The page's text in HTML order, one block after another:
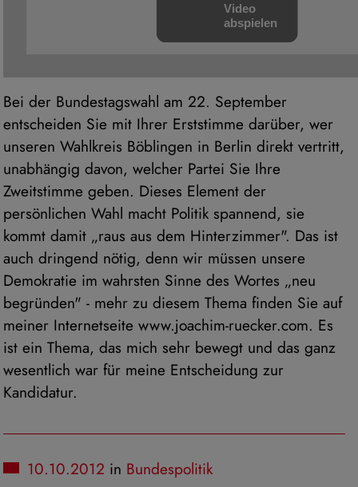
Wird ein Youtube-Video gestartet, setzt der Anbieter
Hinweise über das Nutzerverhalten sammeln.
deaktiviert hat, wird auch beim Anschauen von Youtube-
keinen solchen Cookies rechnen müssen. Youtube legt aber
anderen Cookies nicht-personenbezogene
Möchten Sie dies verhindern, so müssen Sie das Speichern
Cookies im Browser blockieren.
Weitere Informationen zum Datenschutz bei „Youtube“
Datenschutzerklärung des Anbieters unter:
https://www.google.de/intl/de/policies/privacy/
Video
abspielen
Bei der Bundestagswahl am 22. September
entscheiden Sie mit Ihrer Erststimme darüber, wer
unseren Wahlkreis Böblingen in Berlin direkt vertritt,
unabhängig davon, welcher Partei Sie Ihre
Zweitstimme geben. Dieses Element der
persönlichen Wahl macht Politik spannend, sie
kommt damit „raus aus dem Hinterzimmer". Das ist
auch dringend nötig, denn wir müssen unsere
Demokratie im wahrsten Sinne des Wortes „neu
begründen" - mehr zu diesem Thema finden Sie auf
meiner Internetseite www.joachim-ruecker.com. Es
ist ein Thema, das mich sehr bewegt und das ganz
wesentlich war für meine Entscheidung zur
Kandidatur.
10.10.2012 in Bundespolitik